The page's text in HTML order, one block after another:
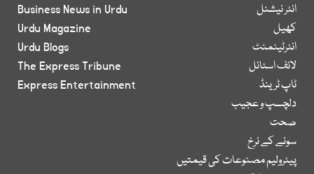
انٹر نیشنل
کھیل
انٹرٹینمنٹ
لائف اسٹائل
ٹاپ ٹرینڈ
دلچسپ و عجیب
صحت
سونے کے نرخ
پیٹرولیم مصنوعات کی قیمتیں
Business News in Urdu
Urdu Magazine
Urdu Blogs
The Express Tribune
Express Entertainment